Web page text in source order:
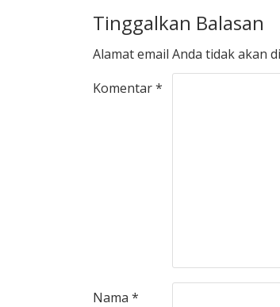
Tinggalkan Balasan
Alamat email Anda tidak akan
Komentar*
Nama *